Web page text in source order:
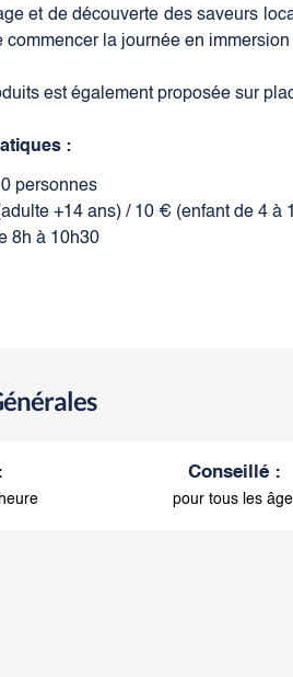
et de découverte des saveurs
commencer la journée en
est également proposée sur
:
personnes
+14 ans) / 10 € (enfant de 4
8h à 10h30
: Conseillé :
pour tous les